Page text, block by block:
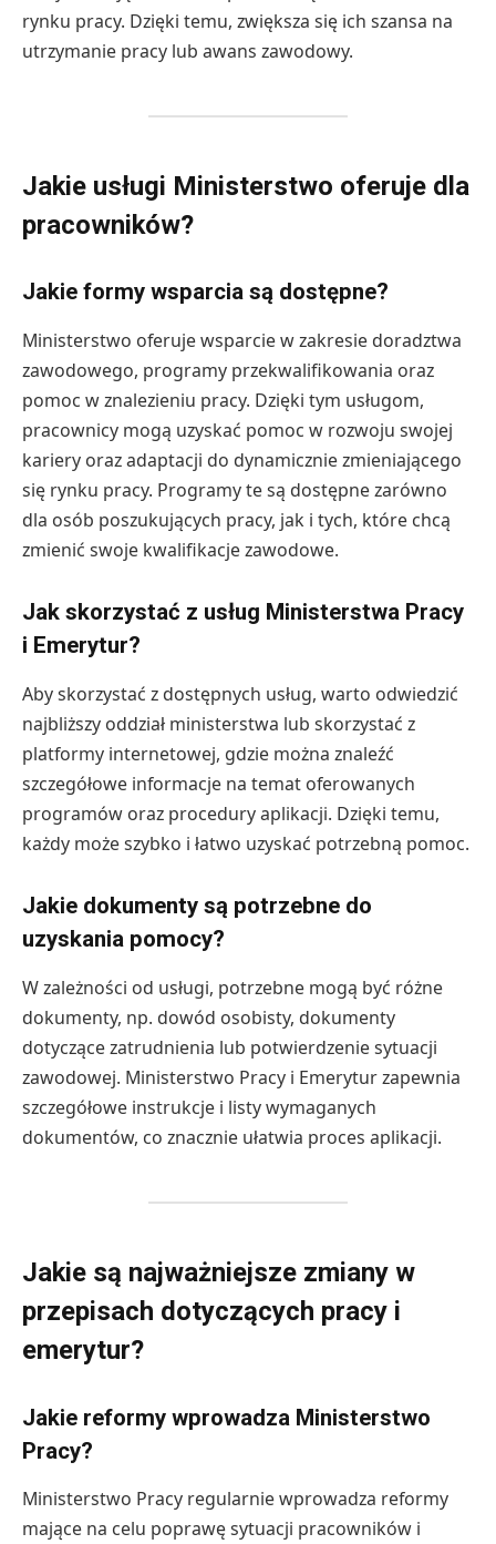
rynku pracy. Dzięki temu, zwiększa się ich szansa na
utrzymanie pracy lub awans zawodowy.
Jakie usługi Ministerstwo oferuje dla
pracowników?
Jakie formy wsparcia są dostępne?
Ministerstwo oferuje wsparcie w zakresie doradztwa
zawodowego, programy przekwalifikowania oraz
pomoc w znalezieniu pracy. Dzięki tym usługom,
pracownicy mogą uzyskać pomoc w rozwoju swojej
kariery oraz adaptacji do dynamicznie zmieniającego
się rynku pracy. Programy te są dostępne zarówno
dla osób poszukujących pracy, jak i tych, które chcą
zmienić swoje kwalifikacje zawodowe.
Jak skorzystać z usług Ministerstwa Pracy
i Emerytur?
Aby skorzystać z dostępnych usług, warto odwiedzić
najbliższy oddział ministerstwa lub skorzystać z
platformy internetowej, gdzie można znaleźć
szczegółowe informacje na temat oferowanych
programów oraz procedury aplikacji. Dzięki temu,
każdy może szybko i łatwo uzyskać potrzebną pomoc.
Jakie dokumenty są potrzebne do
uzyskania pomocy?
W zależności od usługi, potrzebne mogą być różne
dokumenty, np. dowód osobisty, dokumenty
dotyczące zatrudnienia lub potwierdzenie sytuacji
zawodowej. Ministerstwo Pracy i Emerytur zapewnia
szczegółowe instrukcje i listy wymaganych
dokumentów, co znacznie ułatwia proces aplikacji.
Jakie są najważniejsze zmiany w
przepisach dotyczących pracy i
emerytur?
Jakie reformy wprowadza Ministerstwo
Pracy?
Ministerstwo Pracy regularnie wprowadza reformy
mające na celu poprawę sytuacji pracowników i